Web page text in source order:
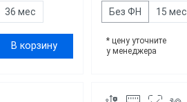
36 мес
В корзину
Без ФН 15 мес
* цену уточните
у менеджера